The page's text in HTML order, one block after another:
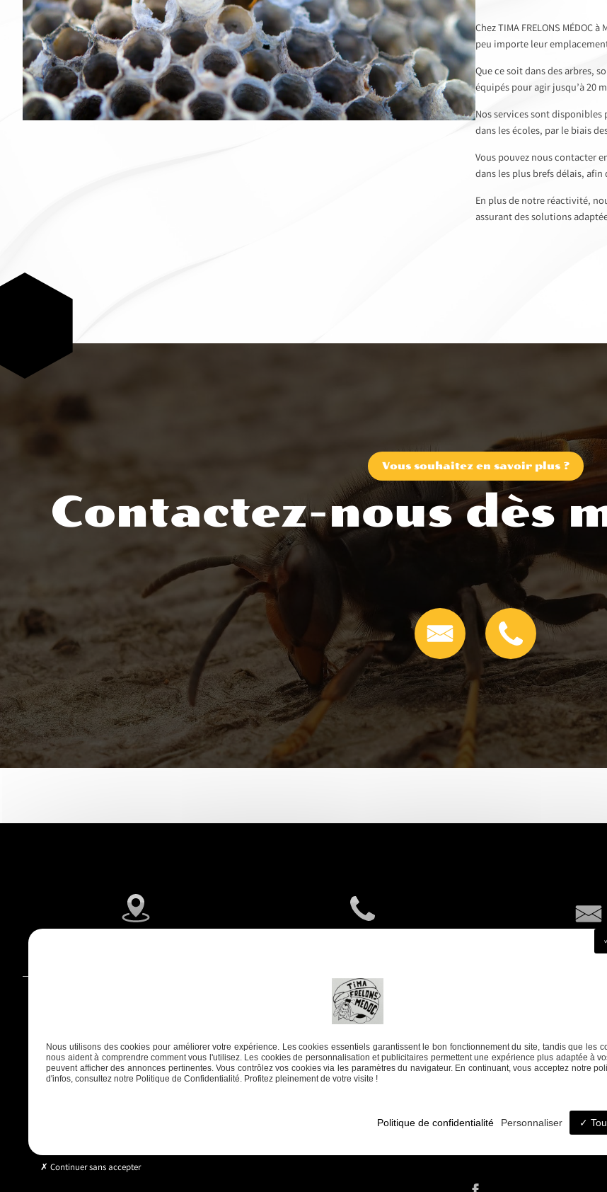
Chez TIMA FRELONS
peu importe leur
Que ce soit dans des arbres,
équipés pour agir jusqu’à 20
Nos services sont
dans les écoles, par le biais
Vous pouvez nous contacter
dans les plus brefs délais,
En plus de notre réactivité,
assurant des solutions
Vous souhaitez en savoir plus ?
Contactez-nous dès
Nous utilisons des cookies pour améliorer votre expérience. Les cookies essentiels garantissent le bon fonctionnement du site, tandis que les
nous aident à comprendre comment vous l'utilisez. Les cookies de personnalisation et publicitaires permettent une expérience plus adaptée à
peuvent afficher des annonces pertinentes. Vous contrôlez vos cookies via les paramètres du navigateur. En continuant, vous acceptez notre
d'infos, consultez notre Politique de Confidentialité. Profitez pleinement de votre visite !
Personnaliser
Politique de confidentialité
Continuer sans accepter